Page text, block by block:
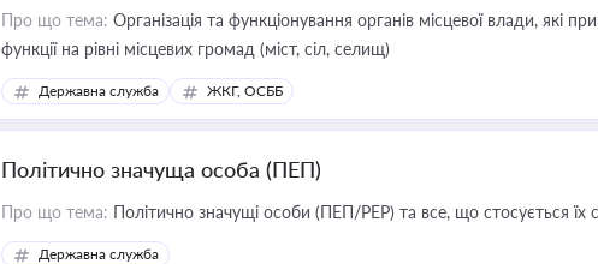
Про що тема: Організація та функціонування органів місцевої влади, які
функції на рівні місцевих громад (міст, сіл, селищ)
Державна служба ЖКГ, ОСББ
Політично значуща особа (ПЕП)
Про що тема: Політично значущі особи (ПЕП/PEP) та все, що стосується їх
Державна служба